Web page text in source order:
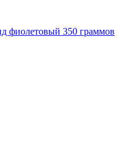
фиолетовый 350 граммов